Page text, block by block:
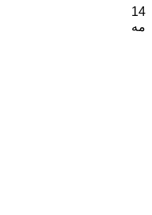
14
مه